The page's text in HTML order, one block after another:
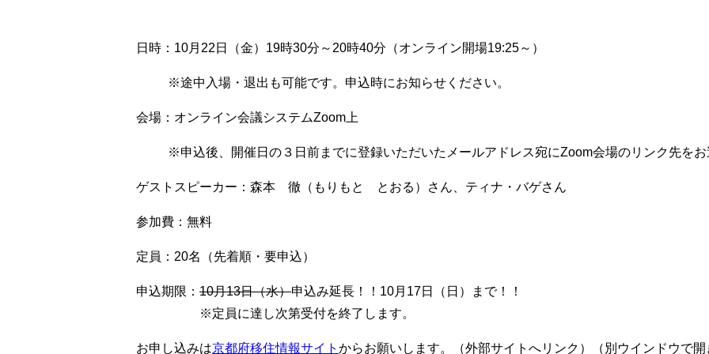
日時：10月22日（金）19時30分～20時40分（オンライン開場19:25～）
※途中入場・退出も可能です。申込時にお知らせください。
会場：オンライン会議システムZoom上
※申込後、開催日の３日前までに登録いただいたメールアドレス宛にZoom会場のリンク先をお
ゲストスピーカー：森本 徹（もりもと とおる）さん、ティナ・バゲさん
参加費：無料
定員：20名（先着順・要申込）
申込期限： 10月13日（水）申込み延長！！10月17日（日）まで！！
※定員に達し次第受付を終了します。
お申し込みは京都府移住情報サイト からお願いします。（外部サイトへリンク）（別ウインドウで開